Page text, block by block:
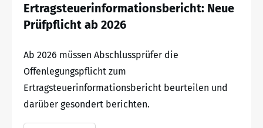
Ertragsteuerinformationsbericht: Neue
Prüfpflicht ab 2026
Ab 2026 müssen Abschlussprüfer die
Offenlegungspflicht zum
Ertragsteuerinformationsbericht beurteilen und
darüber gesondert berichten.